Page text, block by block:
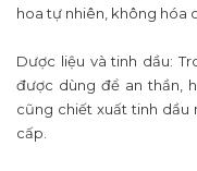
hoa tự nhiên, không hóa
Dược liệu và tinh dầu:
được dùng để an thần,
cũng chiết xuất tinh dầu
cấp.